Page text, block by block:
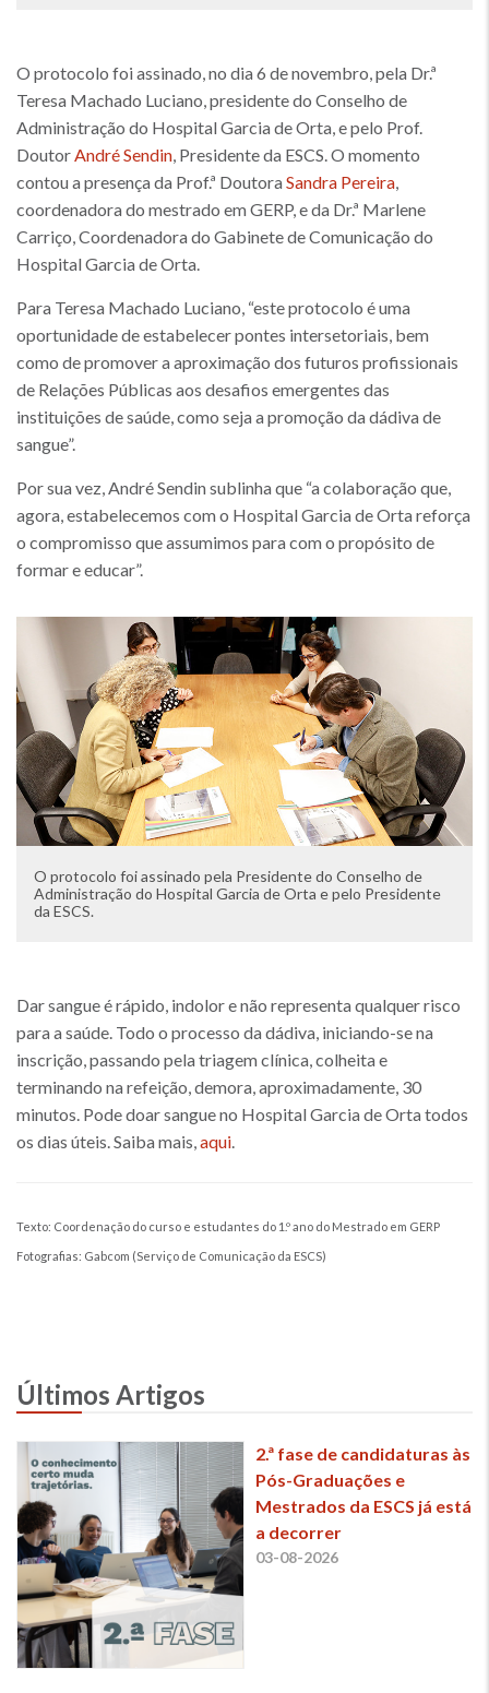
O protocolo foi assinado, no dia 6 de novembro, pela Dr.ª
Teresa Machado Luciano, presidente do Conselho de
Administração do Hospital Garcia de Orta, e pelo Prof.
DoutorAndré Sendin, Presidente da ESCS. O momento
contou a presença da Prof.ª DoutoraSandra Pereira,
coordenadora do mestrado em GERP, e da Dr.ª Marlene
Carriço, Coordenadora do Gabinete de Comunicação do
Hospital Garcia de Orta.
Para Teresa Machado Luciano, “este protocolo é uma
oportunidade de estabelecer pontes intersetoriais, bem
como de promover a aproximação dos futuros profissionais
de Relações Públicas aos desafios emergentes das
instituições de saúde, como seja a promoção da dádiva de
sangue”.
Por sua vez, André Sendin sublinha que “a colaboração que,
agora, estabelecemos com o Hospital Garcia de Orta reforça
o compromisso que assumimos para com o propósito de
formar e educar”.
Imagem
O protocolo foi assinado pela Presidente do Conselho de
Administração do Hospital Garcia de Orta e pelo Presidente
da ESCS.
Dar sangue é rápido, indolor e não representa qualquer risco
para a saúde. Todo o processo da dádiva, iniciando-se na
inscrição, passando pela triagem clínica, colheita e
terminando na refeição, demora, aproximadamente, 30
minutos. Pode doar sangue no Hospital Garcia de Orta todos
os dias úteis. Saiba mais,aqui.
Texto: Coordenação do curso e estudantes do 1.º ano do Mestrado em GERP
Fotografias: Gabcom (Serviço de Comunicação da ESCS)
Últimos Artigos
2.ª fase de candidaturas às
Pós-Graduações e
Mestrados da ESCS já está
a decorrer
03-08-2026